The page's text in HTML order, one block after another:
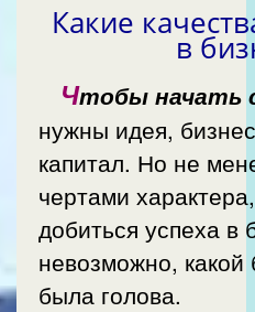
Какие
в
Чтобы начать
нужны идея,
капитал. Но не менее
чертами
добиться успеха в
невозможно, какой
была голова.